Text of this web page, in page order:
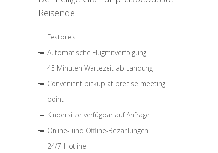
Reisende
Festpreis
Automatische Flugmitverfolgung
45 Minuten Wartezeit ab Landung
Convenient pickup at precise meeting
point
Kindersitze verfügbar auf Anfrage
Online- und Offline-Bezahlungen
24/7-Hotline